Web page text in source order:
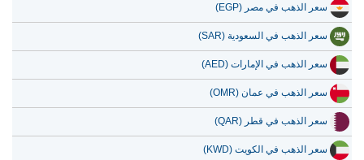
سعر الذهب في مصر (EGP)
سعر الذهب في السعودية (SAR)
سعر الذهب في الإمارات (AED)
سعر الذهب في عمان (OMR)
سعر الذهب في قطر (QAR)
سعر الذهب في الكويت (KWD)